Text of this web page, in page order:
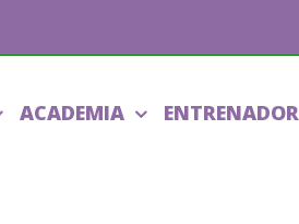
ACADEMIA